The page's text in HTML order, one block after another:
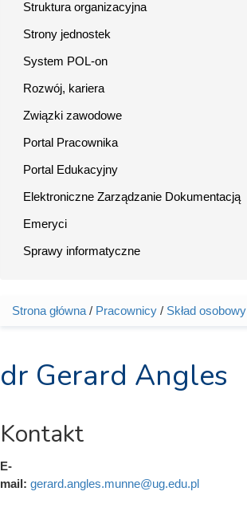
Struktura organizacyjna
Strony jednostek
System POL-on
Rozwój, kariera
Związki zawodowe
Portal Pracownika
Portal Edukacyjny
Elektroniczne Zarządzanie Dokumentacją
Emeryci
Sprawy informatyczne
Jesteś tutaj
Strona główna / Pracownicy / Skład osobowy
dr Gerard Angles
Kontakt
E-
mail: gerard.angles.munne@ug.edu.pl